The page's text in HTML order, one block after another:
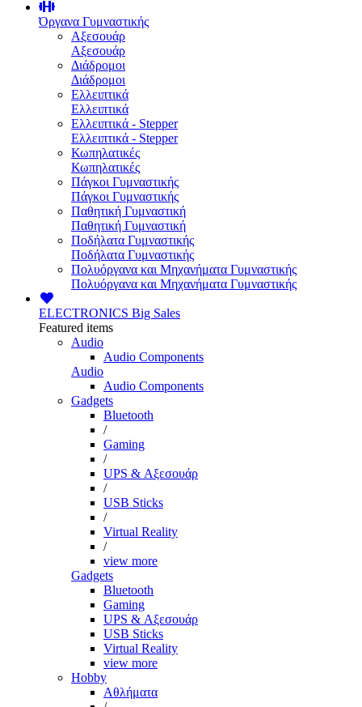
Όργανα Γυμναστικής
Αξεσουάρ
Αξεσουάρ
Διάδρομοι
Διάδρομοι
Ελλειπτικά
Ελλειπτικά
Ελλειπτικά - Stepper
Ελλειπτικά - Stepper
Κωπηλατικές
Κωπηλατικές
Πάγκοι Γυμναστικής
Πάγκοι Γυμναστικής
Παθητική Γυμναστική
Παθητική Γυμναστική
Ποδήλατα Γυμναστικής
Ποδήλατα Γυμναστικής
Πολυόργανα και Μηχανήματα Γυμναστικής
Πολυόργανα και Μηχανήματα Γυμναστικής
ELECTRONICS Big Sales
Featured items
Audio
Audio Components
Audio
Audio Components
Gadgets
Bluetooth
/
Gaming
/
UPS & Αξεσουάρ
/
USB Sticks
/
Virtual Reality
/
view more
Gadgets
Bluetooth
Gaming
UPS & Αξεσουάρ
USB Sticks
Virtual Reality
view more
Hobby
Αθλήματα